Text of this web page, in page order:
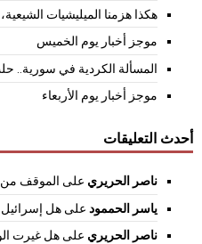
هكذا هزمنا الميليشيات
موجز أخبار يوم الخميس
المسألة الكردية في سورية..
موجز أخبار يوم الأربعاء
أحدث التعليقات
ناصر الحريري على الموقف من
ياسر الحممود على هل
ناصر الحريري على هل غيرت